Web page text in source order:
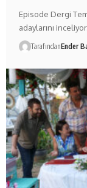
Episode Dergi
adaylarını
TarafındanEnder